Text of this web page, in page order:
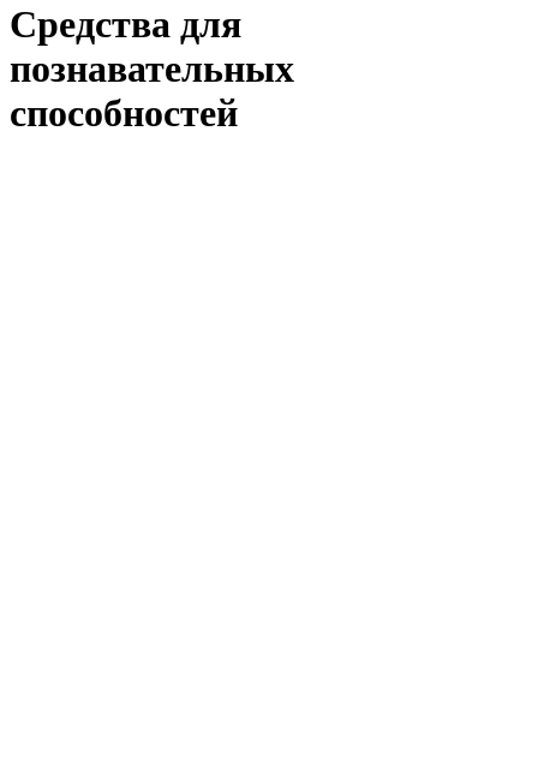
Средства для
познавательных
способностей